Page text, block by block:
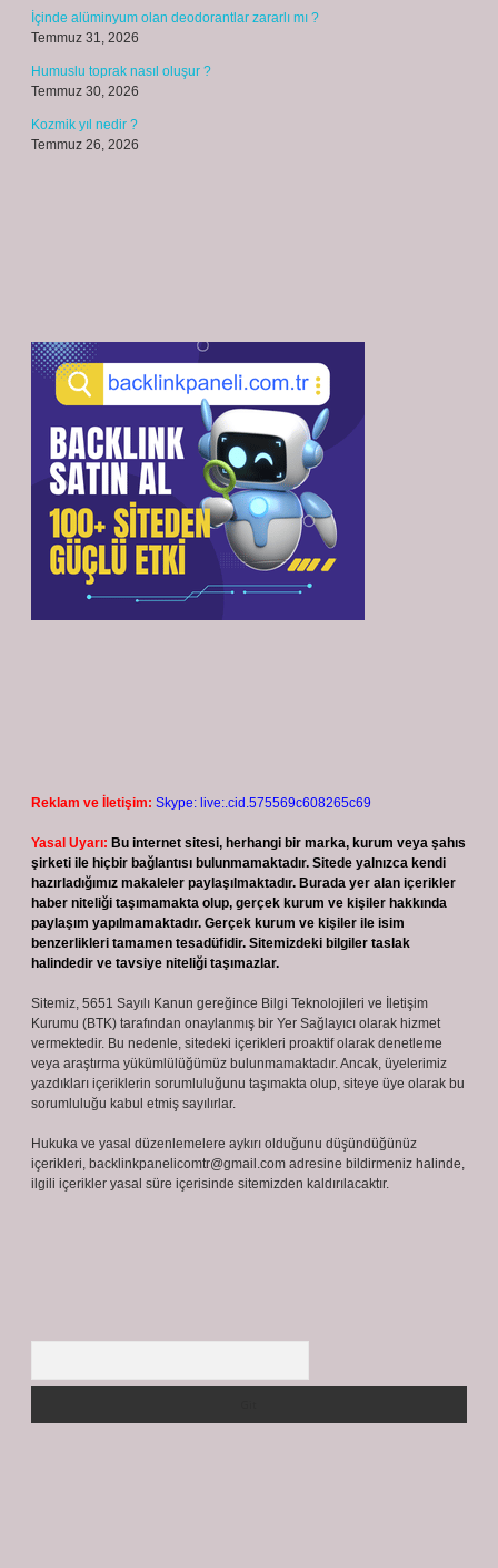
İçinde alüminyum olan deodorantlar zararlı mı ?
Temmuz 31, 2026
Humuslu toprak nasıl oluşur ?
Temmuz 30, 2026
Kozmik yıl nedir ?
Temmuz 26, 2026
Reklam ve İletişim: Skype: live:.cid.575569c608265c69
Yasal Uyarı: Bu internet sitesi, herhangi bir marka, kurum veya şahıs
şirketi ile hiçbir bağlantısı bulunmamaktadır. Sitede yalnızca kendi
hazırladığımız makaleler paylaşılmaktadır. Burada yer alan içerikler
haber niteliği taşımamakta olup, gerçek kurum ve kişiler hakkında
paylaşım yapılmamaktadır. Gerçek kurum ve kişiler ile isim
benzerlikleri tamamen tesadüfidir. Sitemizdeki bilgiler taslak
halindedir ve tavsiye niteliği taşımazlar.
Sitemiz, 5651 Sayılı Kanun gereğince Bilgi Teknolojileri ve İletişim
Kurumu (BTK) tarafından onaylanmış bir Yer Sağlayıcı olarak hizmet
vermektedir. Bu nedenle, sitedeki içerikleri proaktif olarak denetleme
veya araştırma yükümlülüğümüz bulunmamaktadır. Ancak, üyelerimiz
yazdıkları içeriklerin sorumluluğunu taşımakta olup, siteye üye olarak bu
sorumluluğu kabul etmiş sayılırlar.
Hukuka ve yasal düzenlemelere aykırı olduğunu düşündüğünüz
içerikleri, backlinkpanelicomtr@gmail.com adresine bildirmeniz halinde,
ilgili içerikler yasal süre içerisinde sitemizden kaldırılacaktır.